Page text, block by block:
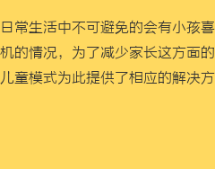
日常生活中不可避免的会有小孩
机的情况，为了减少家长这方面的
儿童模式为此提供了相应的解决方